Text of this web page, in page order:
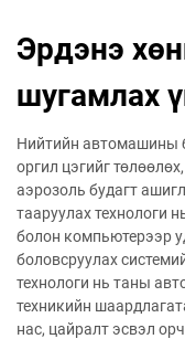
Эрдэнэ
шугамлах
Нийтийн автомашины
оргил цэгийг
аэрозоль будагт
тааруулах технологи
болон компьютерээр
боловсруулах
технологи нь таны
техникийн
нас, цайралт эсвэл